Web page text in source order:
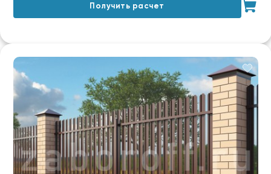
Получить расчет